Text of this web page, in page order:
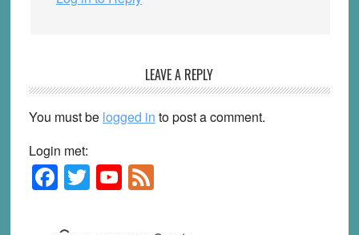
LEAVE A REPLY
You must be logged in to post a comment.
Login met:
Primary
Sidebar
F
a
T
wi
Y
o
F